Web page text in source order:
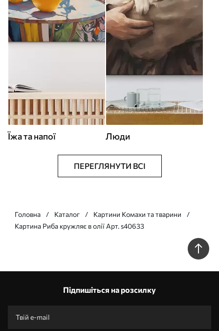
Їжа та напої Люди
ПЕРЕГЛЯНУТИ ВСІ
Головна Каталог
Картини Комахи та тварини
Картина Риба кружляє в олії Арт. s40633
Підпишіться на розсилку